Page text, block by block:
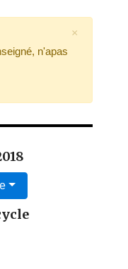
n'apas
×